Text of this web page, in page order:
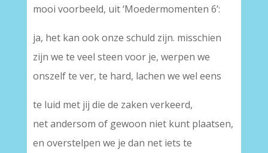
mooi voorbeeld, uit ‘Moedermomenten 6’:
ja, het kan ook onze schuld zijn. misschien
zijn we te veel steen voor je, werpen we
onszelf te ver, te hard, lachen we wel eens
te luid met jij die de zaken verkeerd,
net andersom of gewoon niet kunt plaatsen,
en overstelpen we je dan net iets te